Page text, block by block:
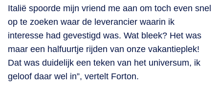
Italië spoorde mijn vriend me aan om toch even snel
op te zoeken waar de leverancier waarin ik
interesse had gevestigd was. Wat bleek? Het was
maar een halfuurtje rijden van onze vakantieplek!
Dat was duidelijk een teken van het universum, ik
geloof daar wel in”, vertelt Forton.